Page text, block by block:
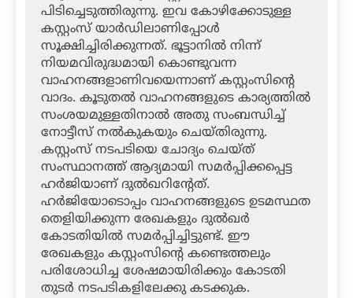
പിടിച്ചെടുത്തിരുന്നു. ഇവ കോഴിക്കോടുള്ള
കസ്റ്റംസ് യാര്‍ഡിലാണിപ്പോള്‍
സൂക്ഷിച്ചിരിക്കുന്നത്. ഭൂട്ടാനില്‍ നിന്ന്
നിയമവിരുദ്ധമായി കൊണ്ടുവന്ന
വാഹനങ്ങളാണിവയെന്നാണ് കസ്റ്റംസിന്റെ
വാദം. കൂടുതല്‍ വാഹനങ്ങളുടെ കാര്യത്തില്‍
സംശയമുള്ളതിനാല്‍ അതു സംബന്ധിച്ച്
നോട്ടീസ് നല്‍കുകയും ചെയ്തിരുന്നു.
കസ്റ്റംസ് നടപടിയെ ചോദ്യം ചെയ്ത്
സംസ്ഥാനത്ത് ആദ്യമായി സമര്‍പ്പിക്കപ്പെട്ട
ഹര്‍ജിയാണ് ദുല്‍ഖറിന്റേത്.
ഹര്‍ജിയോടൊപ്പം വാഹനങ്ങളുടെ ഉടമസ്ഥത
തെളിയിക്കുന്ന രേഖകളും ദുല്‍ഖര്‍
കോടതിയില്‍ സമര്‍പ്പിച്ചിട്ടുണ്ട്. ഈ
രേഖകളും കസ്റ്റംസിന്റെ കണ്ടെത്തലും
പരിശോധിച്ച ശേഷമായിരിക്കും കോടതി
തുടര്‍ നടപടികളിലേക്കു കടക്കുക.